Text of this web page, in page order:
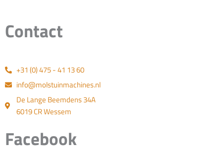
Contact
+31 (0) 475 - 41 13 60
info@molstuinmachines.nl
De Lange Beemdens 34A
6019 CR Wessem
Facebook